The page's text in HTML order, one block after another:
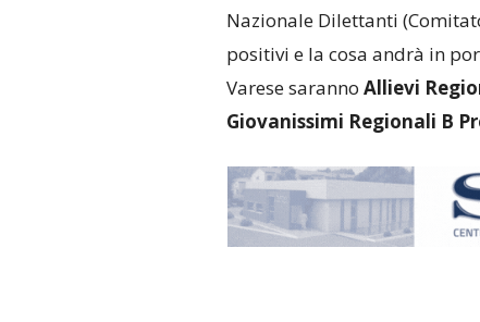
Nazionale Dilettanti
positivi e la cosa andrà in
Varese saranno Allievi
Giovanissimi Regionali B